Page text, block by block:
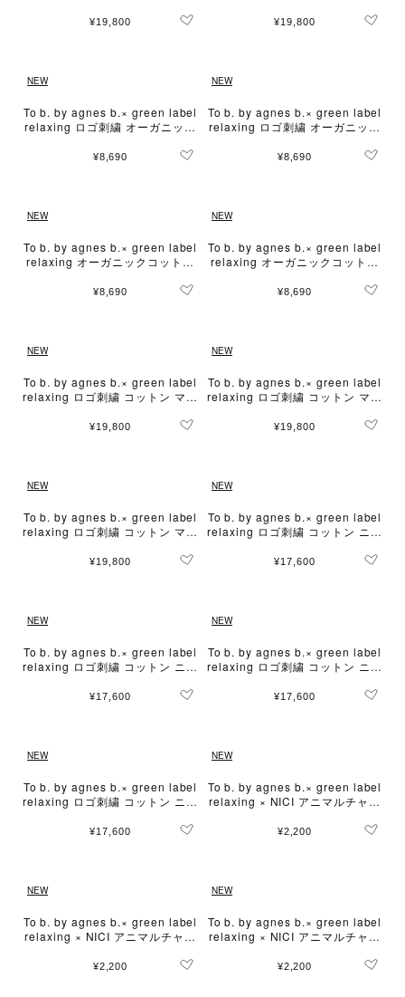
¥19,800 ¥19,800
NEW
To b. by agnes b.× green label
relaxing ロゴ刺繍 オーガニック
¥8,690
NEW
To b. by agnes b.× green label
relaxing ロゴ刺繍 オーガニック
¥8,690
NEW
To b. by agnes b.× green label
relaxing オーガニックコットン
¥8,690
NEW
To b. by agnes b.× green label
relaxing オーガニックコットン
¥8,690
NEW
To b. by agnes b.× green label
relaxing ロゴ刺繍 コットン マル
¥19,800
NEW
To b. by agnes b.× green label
relaxing ロゴ刺繍 コットン マル
¥19,800
NEW
To b. by agnes b.× green label
relaxing ロゴ刺繍 コットン マル
¥19,800
NEW
To b. by agnes b.× green label
relaxing ロゴ刺繍 コットン ニッ
¥17,600
NEW
To b. by agnes b.× green label
relaxing ロゴ刺繍 コットン ニッ
¥17,600
NEW
To b. by agnes b.× green label
relaxing ロゴ刺繍 コットン ニッ
¥17,600
NEW
To b. by agnes b.× green label
relaxing ロゴ刺繍 コットン ニッ
¥17,600
NEW
To b. by agnes b.× green label
relaxing × NICI アニマルチャー
¥2,200
NEW
To b. by agnes b.× green label
relaxing × NICI アニマルチャー
¥2,200
NEW
To b. by agnes b.× green label
relaxing × NICI アニマルチャー
¥2,200